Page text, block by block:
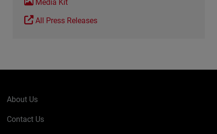
Media Kit
All Press Releases
About Us
Contact Us